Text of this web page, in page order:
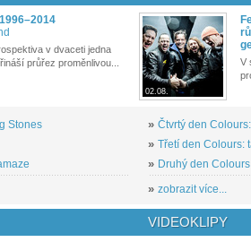
v dvaceti jedna
průřez proměnlivou...
Stones
02.08.
V
» Čtvrtý den
» Třetí den Colours:
» Druhý den
» zobrazit více...
VIDEOKLIPY